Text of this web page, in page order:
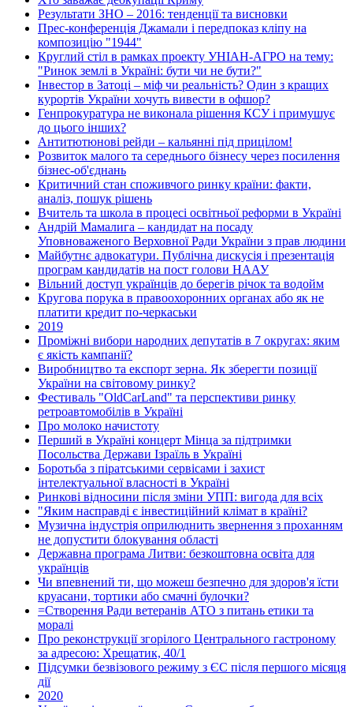
Результати ЗНО – 2016: тенденції та висновки
Прес-конференція Джамали і передпоказ кліпу на
композицію "1944"
Круглий стіл в рамках проекту УНІАН-АГРО на тему:
"Ринок землі в Україні: бути чи не бути?"
Інвестор в Затоці – міф чи реальність? Один з кращих
курортів України хочуть вивести в офшор?
Генпрокуратура не виконала рішення КСУ і примушує
до цього інших?
Антитютюнові рейди – кальянні під прицілом!
Розвиток малого та середнього бізнесу через посилення
бізнес-об'єднань
Критичний стан споживчого ринку країни: факти,
аналіз, пошук рішень
Вчитель та школа в процесі освітньої реформи в Україні
Андрій Мамалига – кандидат на посаду
Уповноваженого Верховної Ради України з прав людини
Майбутнє адвокатури. Публічна дискусія і презентація
програм кандидатів на пост голови НААУ
Вільний доступ українців до берегів річок та водойм
Кругова порука в правоохоронних органах або як не
платити кредит по-черкаськи
2019
Проміжні вибори народних депутатів в 7 округах: яким
є якість кампанії?
Виробництво та експорт зерна. Як зберегти позиції
України на світовому ринку?
Фестиваль "OldCarLand" та перспективи ринку
ретроавтомобілів в Україні
Про молоко начистоту
Перший в Україні концерт Мінца за підтримки
Посольства Держави Ізраїль в Україні
Боротьба з піратськими сервісами і захист
інтелектуальної власності в Україні
Ринкові відносини після зміни УПП: вигода для всіх
"Яким насправді є інвестиційний клімат в країні?
Музична індустрія оприлюднить звернення з проханням
не допустити блокування області
Державна програма Литви: безкоштовна освіта для
українців
Чи впевнений ти, що можеш безпечно для здоров'я їсти
круасани, тортики або смачні булочки?
=Створення Ради ветеранів АТО з питань етики та
моралі
Про реконструкції згорілого Центрального гастроному
за адресою: Хрещатик, 40/1
Підсумки безвізового режиму з ЄС після першого місяця
дії
2020